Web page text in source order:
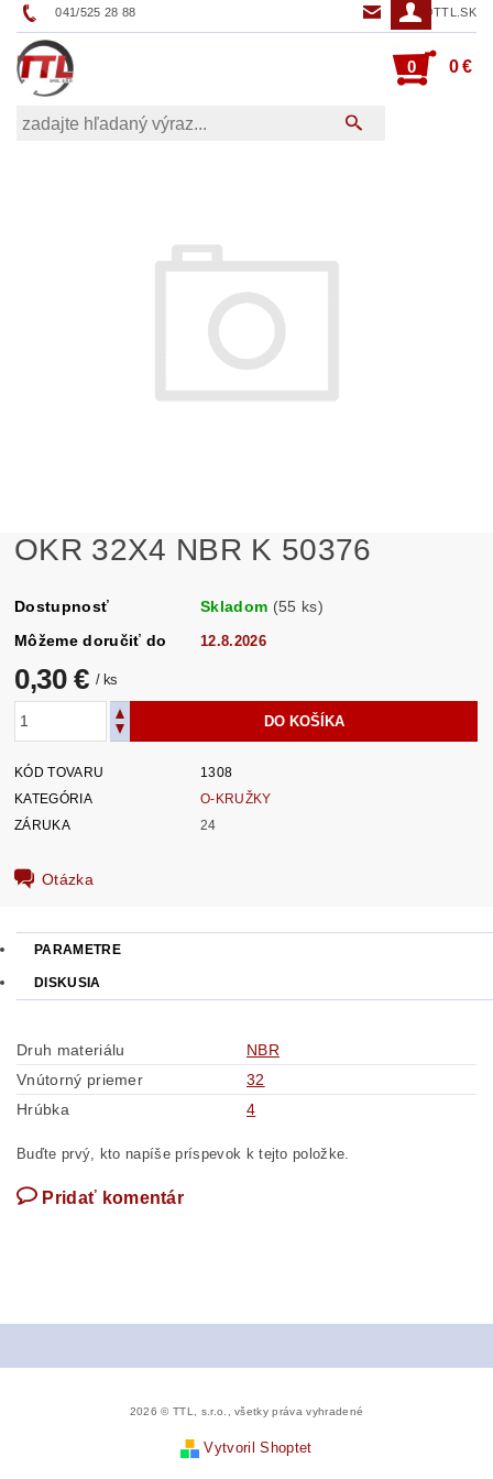
041/525 28 88 TTL@TTL.SK
0 0 €
OKR 32X4 NBR K 50376
Dostupnosť Skladom (55 ks)
Môžeme doručiť do
12.8.2026
0,30 € / ks
KÓD TOVARU
1308
KATEGÓRIA
O-KRUŽKY
ZÁRUKA
24
Otázka
PARAMETRE
DISKUSIA
Druh materiálu
NBR
Vnútorný priemer
32
Hrúbka
4
Buďte prvý, kto napíše príspevok k tejto položke.
Pridať komentár
2026 © TTL, s.r.o., všetky práva vyhradené
Vytvoril Shoptet